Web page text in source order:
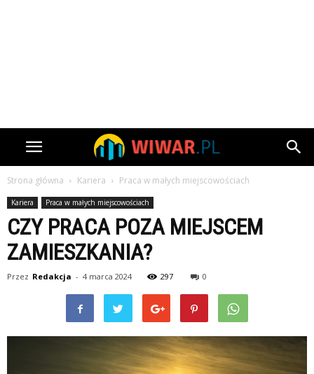
Strona główna Kariera Praca w małych miejscowościach
Kariera Praca w małych miejscowościach
CZY PRACA POZA MIEJSCEM
ZAMIESZKANIA?
Przez Redakcja - 4 marca 2024 297 0